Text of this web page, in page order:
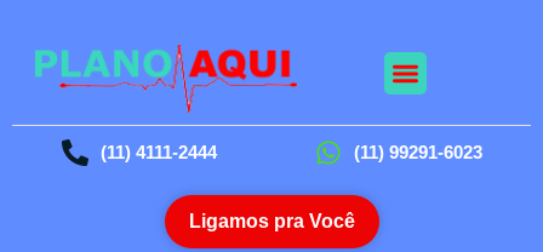
(11) 4111-2444 (11) 99291-6023
Ligamos pra Você